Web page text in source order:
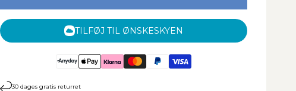
TILFØJ TIL ØNSKESKYEN
30 dages gratis returret